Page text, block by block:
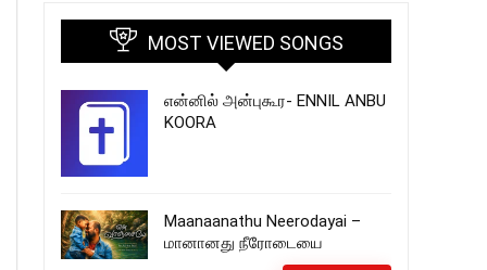
MOST VIEWED SONGS
என்னில் அன்புகூர- ENNIL ANBU
KOORA
Maanaanathu Neerodayai –
மானானது நீரோடையை